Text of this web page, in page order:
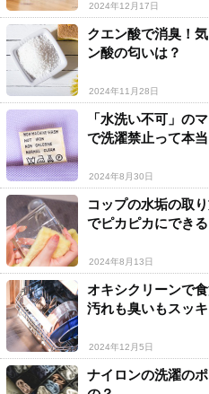
2024年12月17日
クエン酸で消臭！
ン酸の匂いは？
2024年11月28日
「水洗い不可」の
で洗濯禁止って本当
2024年8月30日
コップの水垢の取
でピカピカにできる
2024年8月13日
オキシクリーンで
汚れも臭いもスッキ
2024年12月5日
ナイロンの洗濯の